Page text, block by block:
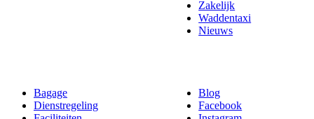
Zakelijk
Waddentaxi
Nieuws
Bagage
Dienstregeling
Blog
Facebook